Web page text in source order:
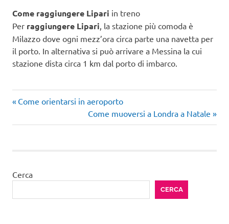
Come raggiungere Lipari in treno
Per raggiungere Lipari , la stazione più comoda è
Milazzo dove ogni mezz’ora circa parte una navetta per
il porto. In alternativa si può arrivare a Messina la cui
stazione dista circa 1 km dal porto di imbarco.
Navigazione
articoli
Articolo
Come orientarsi in aeroporto
Articolo
successivo:
Come muoversi a Londra a Natale
Cerca
CERCA